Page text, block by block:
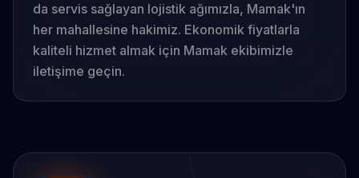
da servis sağlayan lojistik ağımızla, Mamak'ın
her mahallesine hakimiz. Ekonomik fiyatlarla
kaliteli hizmet almak için Mamak ekibimizle
iletişime geçin.